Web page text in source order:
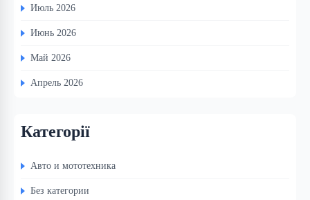
Июль 2026
Июнь 2026
Май 2026
Апрель 2026
Категорії
Авто и мототехника
Без категории